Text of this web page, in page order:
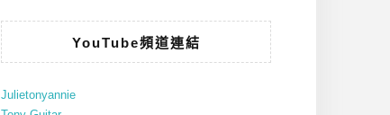
YouTube頻道連結
Julietonyannie